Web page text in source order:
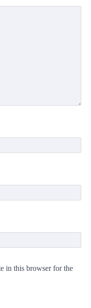
in this browser for the